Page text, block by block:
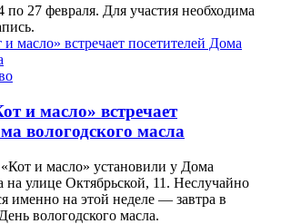
по 27 февраля. Для участия необходима
и масло» встречает
вологодского масла
и масло» установили у Дома
на улице Октябрьской, 11. Неслучайно
именно на этой неделе — завтра в
вологодского масла.